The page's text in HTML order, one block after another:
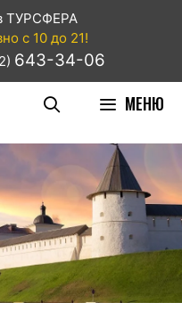
ТУРСФЕРА
с 10 до 21!
643-34-06
МЕНЮ